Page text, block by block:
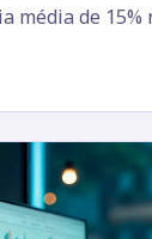
média de 15%